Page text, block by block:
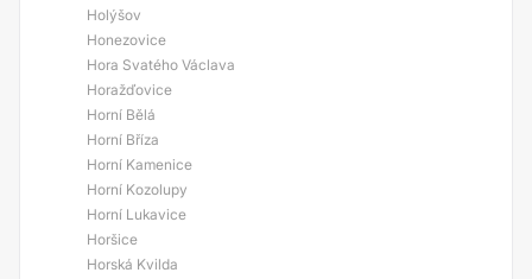
Holýšov
Honezovice
Hora Svatého Václava
Horažďovice
Horní Bělá
Horní Bříza
Horní Kamenice
Horní Kozolupy
Horní Lukavice
Horšice
Horská Kvilda